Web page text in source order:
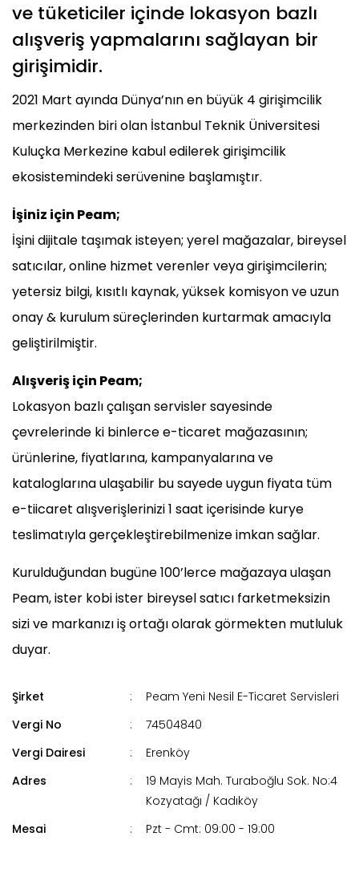
ve tüketiciler içinde lokasyon bazlı
alışveriş yapmalarını sağlayan bir
girişimidir.
2021 Mart ayında Dünya’nın en büyük 4 girişimcilik
merkezinden biri olan İstanbul Teknik Üniversitesi
Kuluçka Merkezine kabul edilerek girişimcilik
ekosistemindeki serüvenine başlamıştır.
İşiniz için Peam;
İşini dijitale taşımak isteyen; yerel mağazalar, bireysel
satıcılar, online hizmet verenler veya girişimcilerin;
yetersiz bilgi, kısıtlı kaynak, yüksek komisyon ve uzun
onay & kurulum süreçlerinden kurtarmak amacıyla
geliştirilmiştir.
Alışveriş için Peam;
Lokasyon bazlı çalışan servisler sayesinde
çevrelerinde ki binlerce e-ticaret mağazasının;
ürünlerine, fiyatlarına, kampanyalarına ve
kataloglarına ulaşabilir bu sayede uygun fiyata tüm
e-tiicaret alışverişlerinizi 1 saat içerisinde kurye
teslimatıyla gerçekleştirebilmenize imkan sağlar.
Kurulduğundan bugüne 100’lerce mağazaya ulaşan
Peam, ister kobi ister bireysel satıcı farketmeksizin
sizi ve markanızı iş ortağı olarak görmekten mutluluk
duyar.
Şirket :
Peam Yeni Nesil E-Ticaret Servisleri
Vergi No
:
74504840
Vergi Dairesi
:
Erenköy
Adres
:
19 Mayis Mah. Turaboğlu Sok. No:4
Kozyatağı / Kadıköy
Mesai
: Pzt - Cmt: 09:00 - 19:00